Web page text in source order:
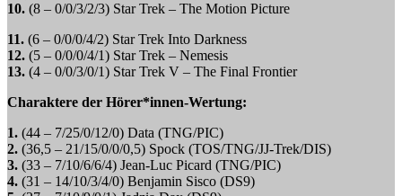
10. (8 – 0/0/3/2/3) Star Trek – The Motion Picture
11. (6 – 0/0/0/4/2) Star Trek Into Darkness
12. (5 – 0/0/0/4/1) Star Trek – Nemesis
13. (4 – 0/0/3/0/1) Star Trek V – The Final Frontier
Charaktere der Hörer*innen-Wertung:
1. (44 – 7/25/0/12/0) Data (TNG/PIC)
2. (36,5 – 21/15/0/0/0,5) Spock (TOS/TNG/JJ-Trek/DIS)
3. (33 – 7/10/6/6/4) Jean-Luc Picard (TNG/PIC)
4. (31 – 14/10/3/4/0) Benjamin Sisco (DS9)